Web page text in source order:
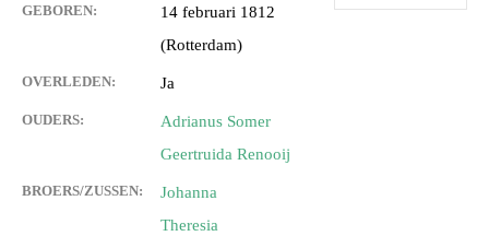
GEBOREN:
14 februari 1812
(Rotterdam)
OVERLEDEN: Ja
OUDERS:
Adrianus Somer
Geertruida Renooij
BROERS/ZUSSEN:
Johanna
Theresia